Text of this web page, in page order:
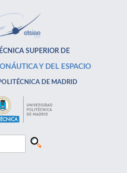
SUPERIOR DE
Y DEL ESPACIO
DE MADRID